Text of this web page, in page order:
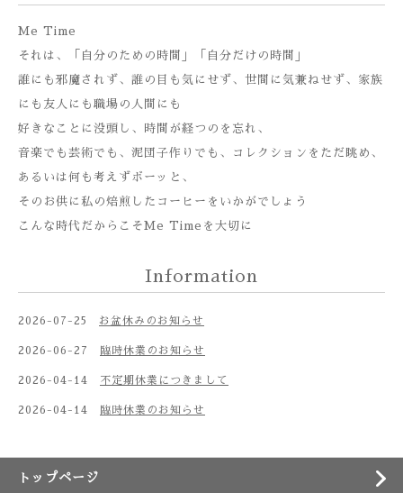
Me Time
それは、「自分のための時間」「自分だけの時間」
誰にも邪魔されず、誰の目も気にせず、世間に気兼ねせず、家族
にも友人にも職場の人間にも
好きなことに没頭し、時間が経つのを忘れ、
音楽でも芸術でも、泥団子作りでも、コレクションをただ眺め、
あるいは何も考えずボーッと、
そのお供に私の焙煎したコーヒーをいかがでしょう
こんな時代だからこそMe Timeを大切に
Information
2026-07-25 お盆休みのお知らせ
2026-06-27 臨時休業のお知らせ
2026-04-14 不定期休業につきまして
2026-04-14 臨時休業のお知らせ
トップページ